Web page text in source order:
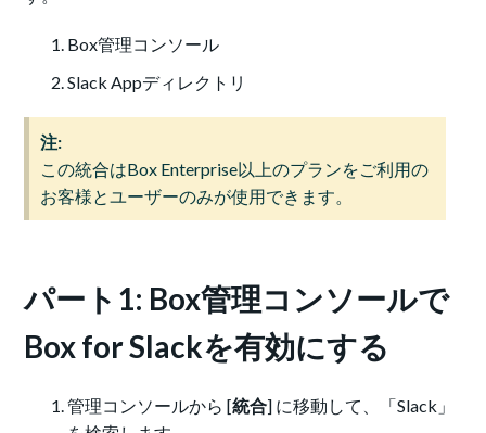
Box管理コンソール
Slack Appディレクトリ
注:
この統合はBox Enterprise以上のプランをご利用の
お客様とユーザーのみが使用できます。
パート1: Box管理コンソールで
Box for Slackを有効にする
管理コンソールから [統合] に移動して、「Slack」